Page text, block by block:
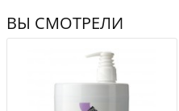
ВЫ СМОТРЕЛИ